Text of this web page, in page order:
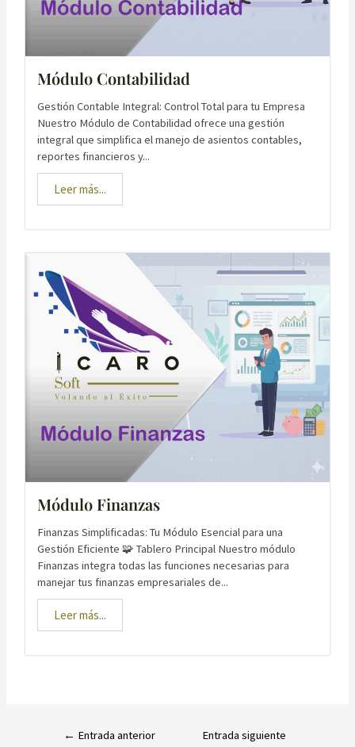
Módulo Contabilidad
Gestión Contable Integral: Control Total para tu Empresa
Nuestro Módulo de Contabilidad ofrece una gestión
integral que simplifica el manejo de asientos contables,
reportes financieros y...
Leer más...
Módulo Finanzas
Finanzas Simplificadas: Tu Módulo Esencial para una
Gestión Eficiente 🧩 Tablero Principal Nuestro módulo
Finanzas integra todas las funciones necesarias para
manejar tus finanzas empresariales de...
Leer más...
← Entrada anterior Entrada siguiente